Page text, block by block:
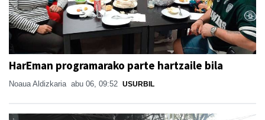
HarEman programarako parte hartzaile bila
Noaua Aldizkaria abu 06, 09:52 USURBIL